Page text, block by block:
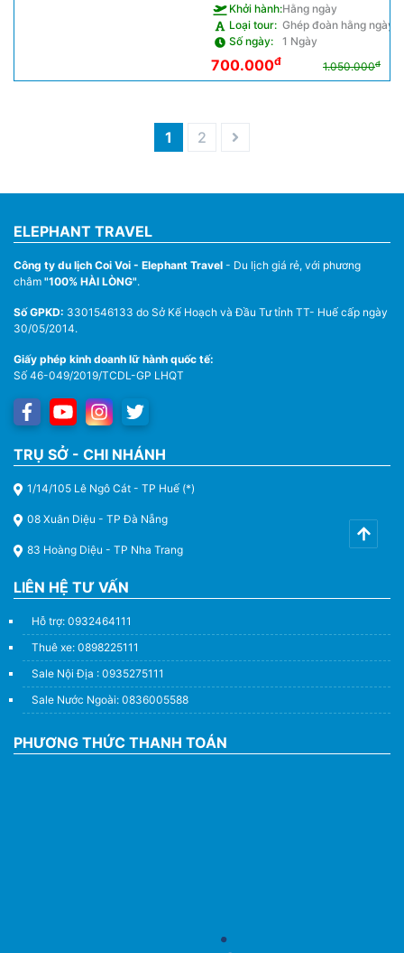
Khởi hành:Hằng ngày
Loại tour: Ghép đoàn hằng ngày
Số ngày:
1 Ngày
700.000đ 1.050.000đ
1 2
ELEPHANT TRAVEL
Công ty du lịch Coi Voi - Elephant Travel - Du lịch giá rẻ, với phương
châm "100% HÀI LÒNG".
Số GPKD: 3301546133 do Sở Kế Hoạch và Đầu Tư tỉnh TT- Huế cấp ngày
30/05/2014.
Giấy phép kinh doanh lữ hành quốc tế:
Số 46-049/2019/TCDL-GP LHQT
TRỤ SỞ - CHI NHÁNH
1/14/105 Lê Ngô Cát - TP Huế (*)
08 Xuân Diệu - TP Đà Nẵng
83 Hoàng Diệu - TP Nha Trang
LIÊN HỆ TƯ VẤN
Hỗ trợ: 0932464111
Thuê xe: 0898225111
Sale Nội Địa : 0935275111
Sale Nước Ngoài: 0836005588
PHƯƠNG THỨC THANH TOÁN